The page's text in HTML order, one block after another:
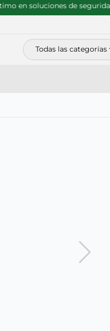
en soluciones de seguridad.
Todas las categorías